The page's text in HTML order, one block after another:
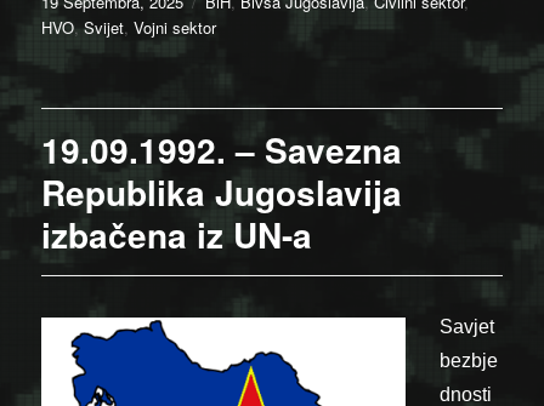
on
HVO,Svijet,Vojni sektor
19.09.1992. – Savezna
Republika Jugoslavija
izbačena iz UN-a
Savjet
bezbje
dnosti